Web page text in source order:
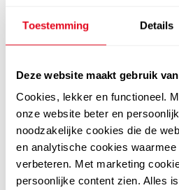
Toestemming Details
Deze website maakt gebruik
Cookies, lekker en functioneel.
onze website beter en
noodzakelijke cookies die de
en analytische cookies
verbeteren. Met marketing
persoonlijke content zien. Alles